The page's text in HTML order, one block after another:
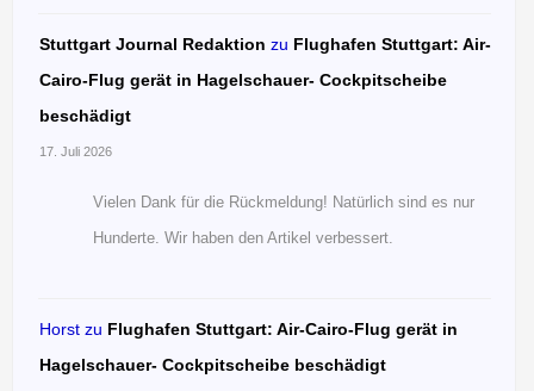
Stuttgart Journal Redaktion zu Flughafen Stuttgart: Air-
Cairo-Flug gerät in Hagelschauer- Cockpitscheibe
beschädigt
17. Juli 2026
Vielen Dank für die Rückmeldung! Natürlich sind es nur
Hunderte. Wir haben den Artikel verbessert.
Horst zu Flughafen Stuttgart: Air-Cairo-Flug gerät in
Hagelschauer- Cockpitscheibe beschädigt